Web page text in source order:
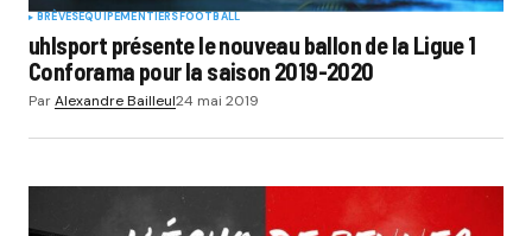
BRÈVESEQUIPEMENTIERSFOOTBALL
uhlsport présente le nouveau ballon de la Ligue 1
Conforama pour la saison 2019-2020
ParAlexandre Bailleul24 mai 2019